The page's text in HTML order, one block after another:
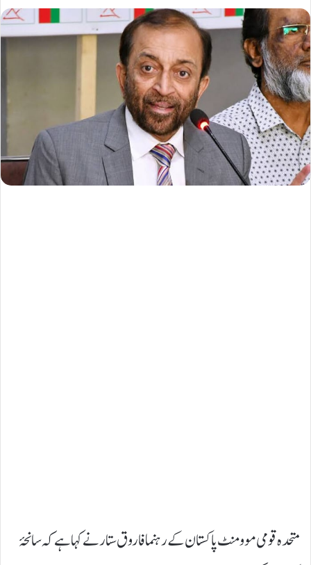
متحدہ قومی موومنٹ پاکستان کے رہنما فاروق ستار نے کہا ہے کہ سانحۂ